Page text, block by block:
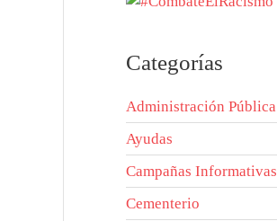
Categorías
Administración Pública
Ayudas
Campañas Informativas
Cementerio